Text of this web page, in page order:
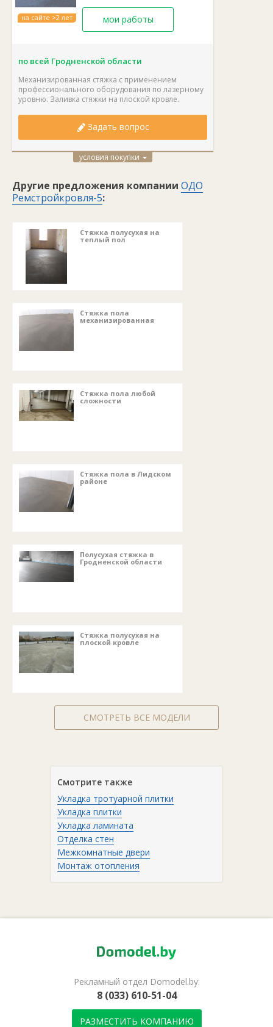
на сайте >2 лет мои работы
по всей Гродненской области
Механизированная стяжка с применением
профессионального оборудования по лазерному
уровню. Заливка стяжки на плоской кровле.
Задать вопрос
условия покупки
Другие предложения компании ОДО
Ремстройкровля-5:
Стяжка полусухая на
теплый пол
Стяжка пола
механизированная
Стяжка пола любой
сложности
Стяжка пола в Лидском
районе
Полусухая стяжка в
Гродненской области
Стяжка полусухая на
плоской кровле
СМОТРЕТЬ ВСЕ МОДЕЛИ
Смотрите также
Укладка тротуарной плитки
Укладка плитки
Укладка ламината
Отделка стен
Межкомнатные двери
Монтаж отопления
Рекламный отдел Domodel.by:
8 (033) 610-51-04
РАЗМЕСТИТЬ КОМПАНИЮ